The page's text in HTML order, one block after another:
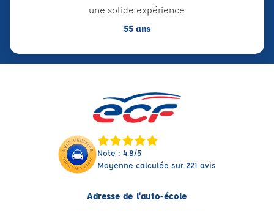
une solide expérience
55 ans
Note : 4.8/5
Moyenne calculée sur 221 avis
Adresse de l'auto-école